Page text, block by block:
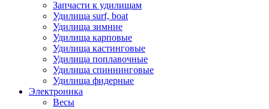
Запчасти к удилищам
Удилища surf, boat
Удилища зимние
Удилища карповые
Удилища кастинговые
Удилища поплавочные
Удилища спиннинговые
Удилища фидерные
Электроника
Весы